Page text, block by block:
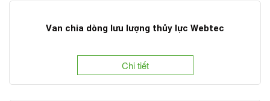
Van chia dòng lưu lượng thủy lực Webtec
Chi tiết